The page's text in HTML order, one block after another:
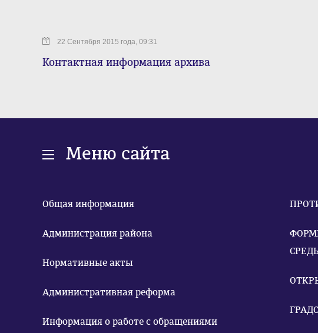
22 Сентября 2015 года, 09:31
Контактная информация архива
Меню сайта
Общая информация
Администрация района
Нормативные акты
Административная реформа
Информация о работе с обращениями